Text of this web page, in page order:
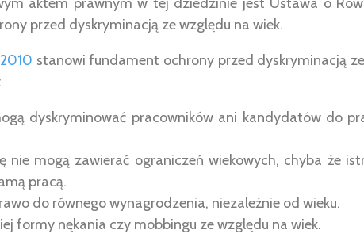
przed dyskryminacją ze względu na wiek.
stanowi fundament ochrony przed dyskryminacją
dyskryminować pracowników ani kandydatów do
nie mogą zawierać ograniczeń wiekowych, chyba że
pracą.
do równego wynagrodzenia, niezależnie od wieku.
formy nękania czy mobbingu ze względu na wiek.